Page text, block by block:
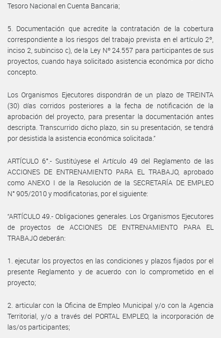
Tesoro Nacional en Cuenta Bancaria;
5. Documentación que acredite la contratación de la cobertura
correspondiente a los riesgos del trabajo prevista en el artículo 2º,
inciso 2, subinciso c), de la Ley Nº 24.557 para participantes de sus
proyectos, cuando haya solicitado asistencia económica por dicho
concepto.
Los Organismos Ejecutores dispondrán de un plazo de TREINTA
(30) días corridos posteriores a la fecha de notificación de la
aprobación del proyecto, para presentar la documentación antes
descripta. Transcurrido dicho plazo, sin su presentación, se tendrá
por desistida la asistencia económica solicitada.”
ARTÍCULO 6°.- Sustitúyese el Artículo 49 del Reglamento de las
ACCIONES DE ENTRENAMIENTO PARA EL TRABAJO, aprobado
como ANEXO I de la Resolución de la SECRETARÍA DE EMPLEO
N° 905/2010 y modificatorias, por el siguiente:
“ARTÍCULO 49.- Obligaciones generales. Los Organismos Ejecutores
de proyectos de ACCIONES DE ENTRENAMIENTO PARA EL
TRABAJO deberán:
1. ejecutar los proyectos en las condiciones y plazos fijados por el
presente Reglamento y de acuerdo con lo comprometido en el
proyecto;
2. articular con la Oficina de Empleo Municipal y/o con la Agencia
Territorial, y/o a través del PORTAL EMPLEO, la incorporación de
las/os participantes;